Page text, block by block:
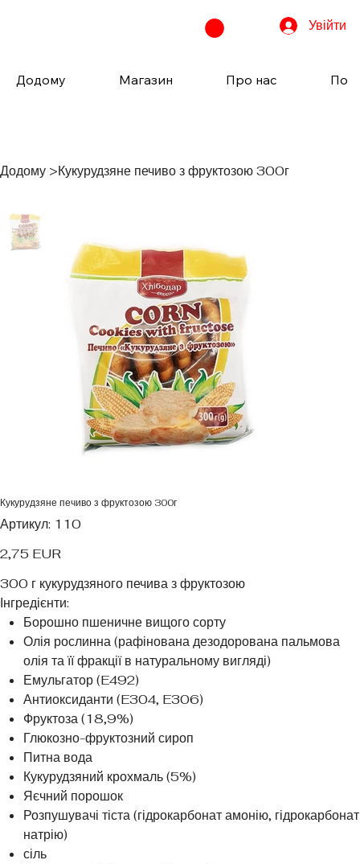
Увійти
Додому Магазин Про нас
Додому >Кукурудзяне печиво з фруктозою 300г
Кукурудзяне печиво з фруктозою 300г
Артикул:
Артикул
110
110
Ціна
2,75 EUR
300 г кукурудзяного печива з фруктозою
Інгредієнти:
Борошно пшеничне вищого сорту
Олія рослинна (рафінована дезодорована пальмова
олія та її фракції в натуральному вигляді)
Емульгатор (E492)
Антиоксиданти (E304, E306)
Фруктоза (18,9%)
Глюкозно-фруктозний сироп
Питна вода
Кукурудзяний крохмаль (5%)
Яєчний порошок
Розпушувачі тіста (гідрокарбонат амонію, гідрокарбонат
натрію)
сіль